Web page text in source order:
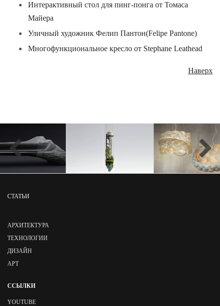
Интерактивный стол для пинг-понга от Томаса
Майера
Уличный художник Фелип Пантон(Felipe Pantone)
Многофункциональное кресло от Stephane Leathead
Наверх
СТАТЬИ
АРХИТЕКТУРА
ТЕХНОЛОГИИ
ДИЗАЙН
АРТ
ССЫЛКИ
YOUTUBE